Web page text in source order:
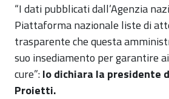
“I dati pubblicati dall’Agenzia
Piattaforma nazionale liste di
trasparente che questa
suo insediamento per garantire
cure”:lo dichiara la presidente
Proietti.